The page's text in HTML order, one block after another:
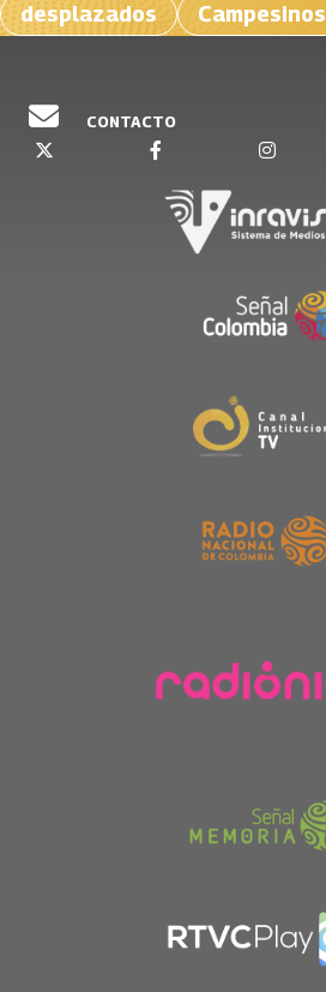
desplazados
Campesinos
CONTACTO